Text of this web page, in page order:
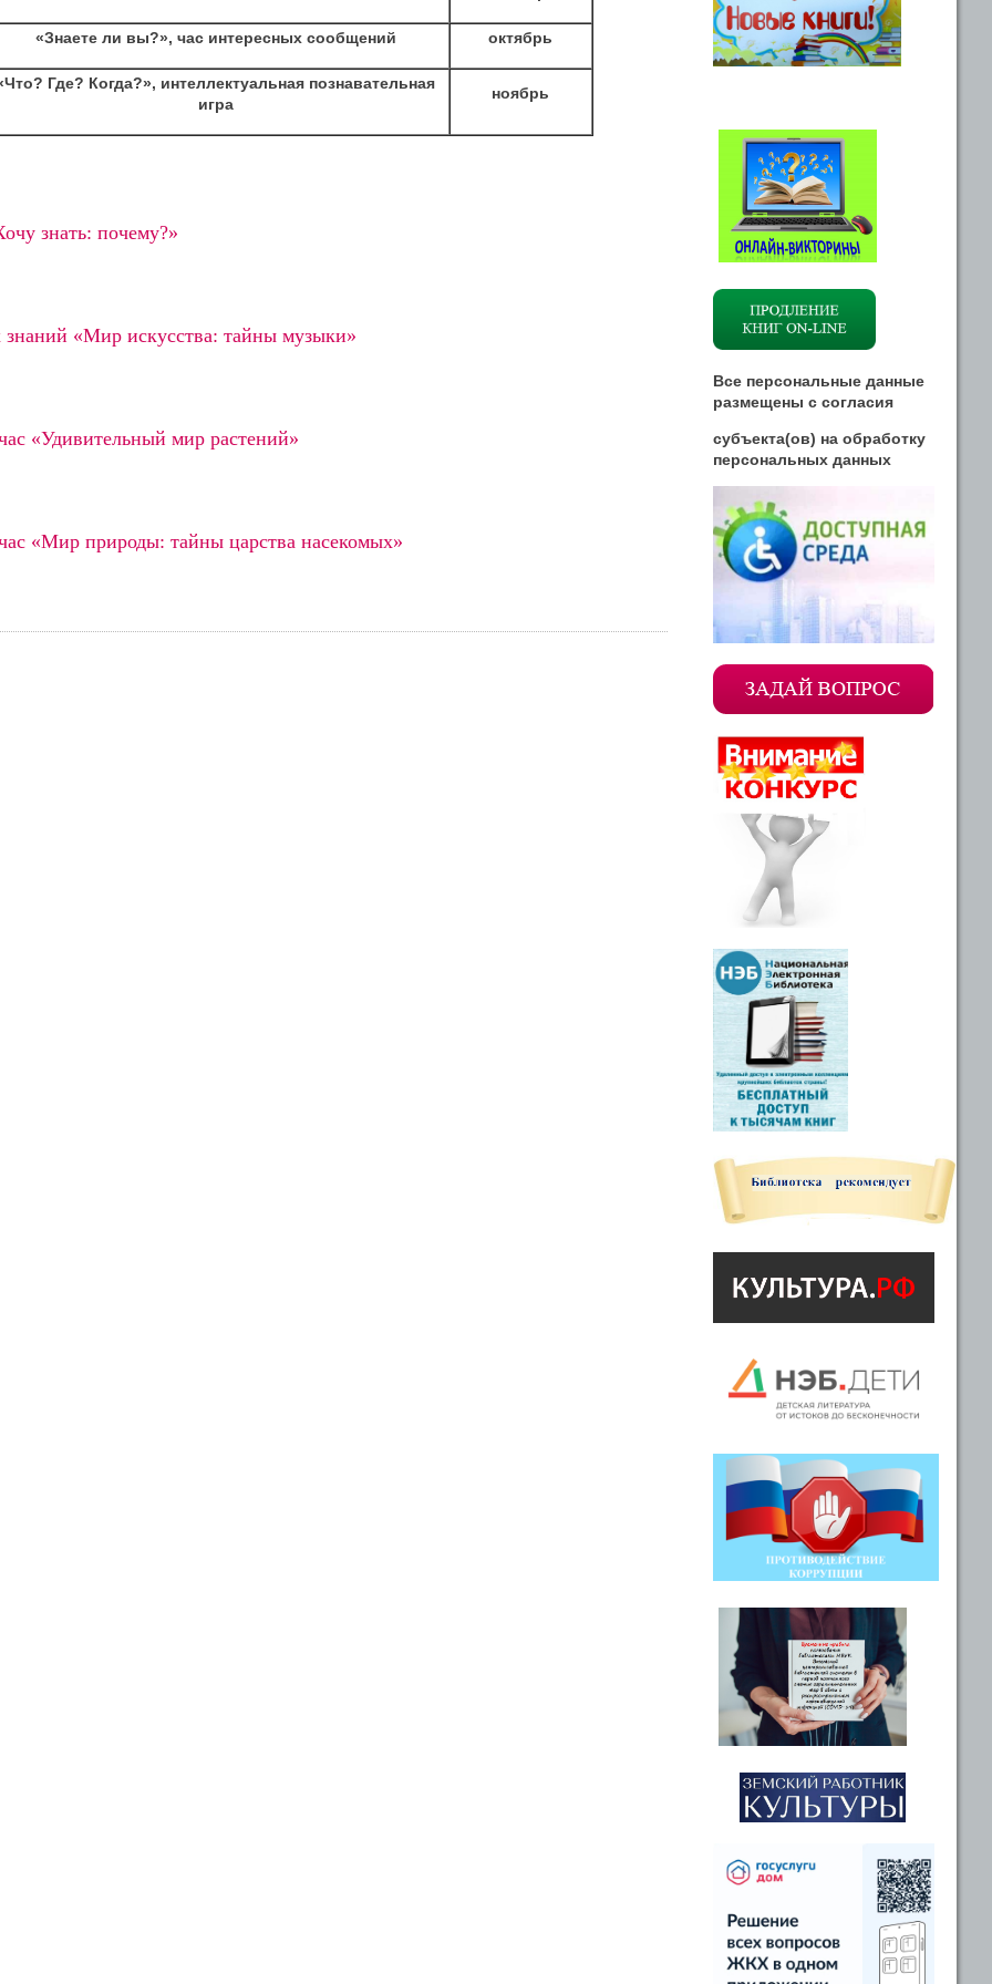
«Знаете ли вы?», час интересных сообщений октябрь
Где? Когда?», интеллектуальная познавательная
игра
ноябрь
знать: почему?»
«Мир искусства: тайны музыки»
«Удивительный мир растений»
«Мир природы: тайны царства насекомых»
Все персональные данные
размещены с согласия
субъекта(ов) на обработку
персональных данных